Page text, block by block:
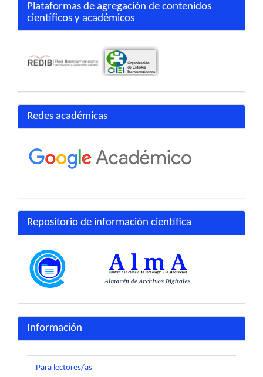
Plataformas de agregación de contenidos
científicos y académicos
Redes académicas
Repositorio de información científica
Información
Para lectores/as